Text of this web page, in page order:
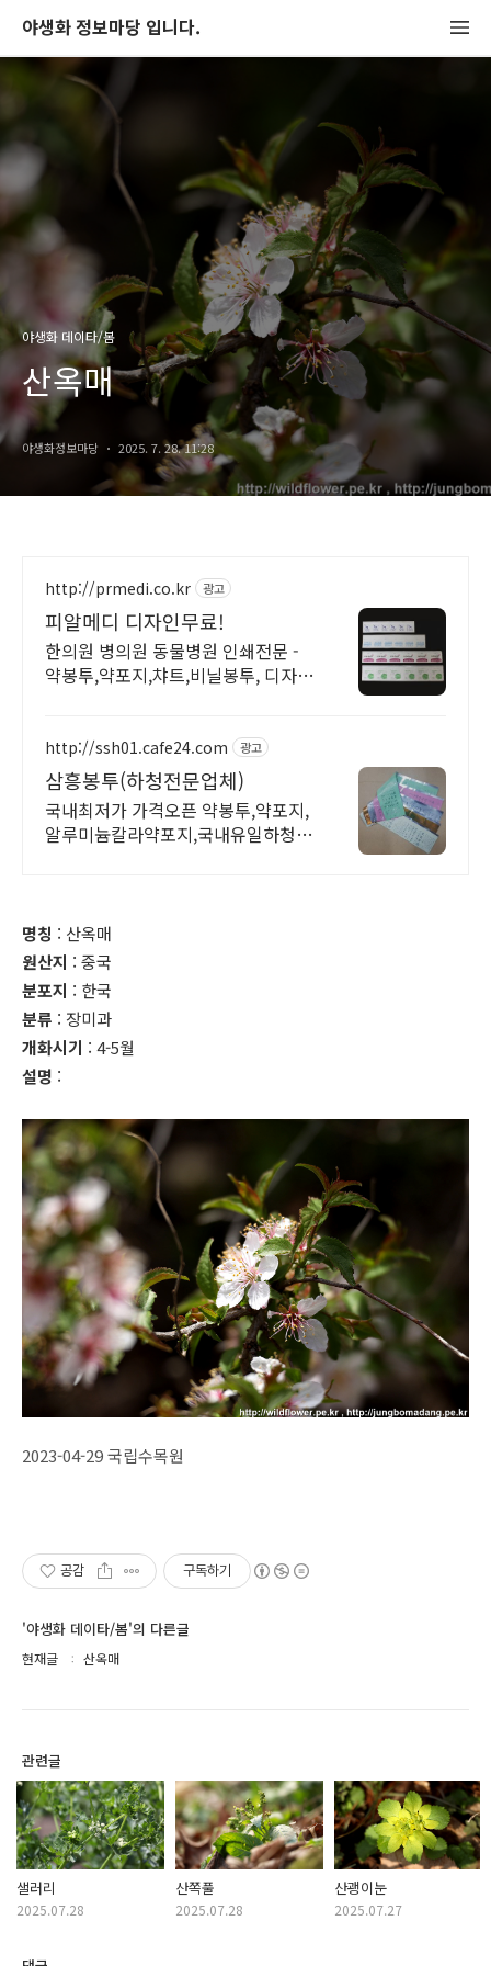
야생화 정보마당 입니다.
야생화 데이타/봄
산옥매
야생화정보마당 2025. 7. 28. 11:28
http://prmedi.co.kr 광고
피알메디 디자인무료!
한의원 병의원 동물병원 인쇄전문 -
약봉투,약포지,챠트,비닐봉투, 디자인
http://ssh01.cafe24.com 광고
삼흥봉투(하청전문업체)
국내최저가 가격오픈 약봉투,약포지,
알루미늄칼라약포지,국내유일하청전
명칭 : 산옥매
원산지 : 중국
분포지 : 한국
분류 : 장미과
개화시기 : 4-5월
설명 :
2023-04-29 국립수목원
공감 구독하기
'야생화 데이타/봄'의 다른글
현재글 산옥매
관련글
샐러리
2025.07.28
산쪽풀
2025.07.28
산괭이눈
2025.07.27